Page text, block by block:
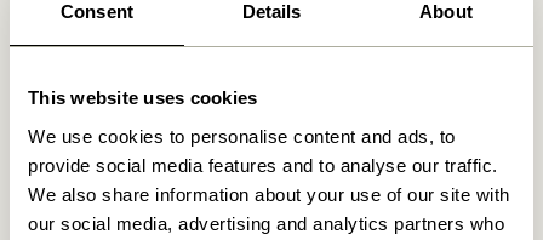
Consent Details About
This website uses cookies
We use cookies to personalise content and ads, to
provide social media features and to analyse our traffic.
We also share information about your use of our site with
our social media, advertising and analytics partners who
30 dages returret
Fri fragt over499 DKK*
Relaterede varer